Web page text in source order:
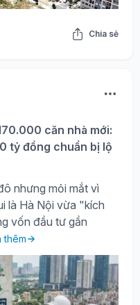
Chia sẻ
căn nhà mới:
tỷ đồng chuẩn bị lộ
nhưng mỏi mắt vì
là Hà Nội vừa "kích
vốn đầu tư gần
thêm